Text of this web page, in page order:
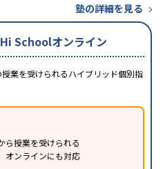
塾の詳細を見る
Schoolオンライン
業を受けられるハイブリッド個別指
ら授業を受けられる
オンラインにも対応